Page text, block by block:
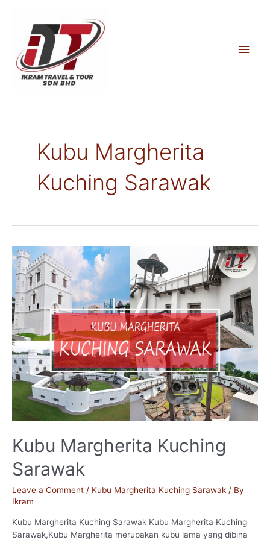
Main
Kubu Margherita
Kuching Sarawak
Kubu Margherita Kuching
Sarawak
Leave a Comment / Kubu Margherita Kuching Sarawak / By
Ikram
Kubu Margherita Kuching Sarawak Kubu Margherita Kuching
Sarawak,Kubu Margherita merupakan kubu lama yang dibina